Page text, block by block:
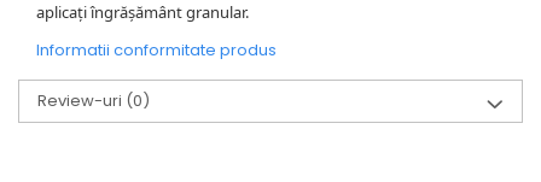
aplicați îngrășământ granular.
Informatii conformitate produs
Review-uri (0)